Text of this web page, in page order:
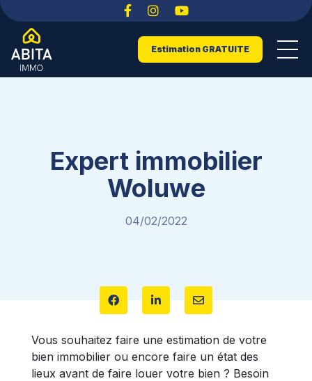
Estimation GRATUITE
Expert immobilier
Woluwe
04/02/2022
Vous souhaitez faire une estimation de votre
bien immobilier ou encore faire un état des
lieux avant de faire louer votre bien ? Besoin